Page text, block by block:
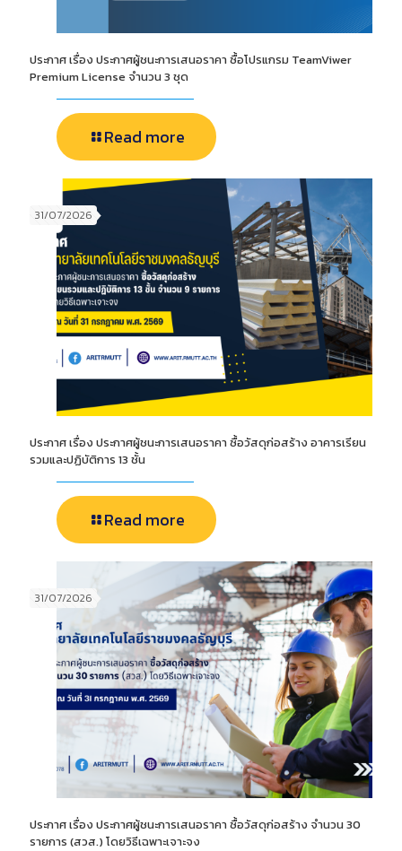
ประกาศ เรื่อง ประกาศผู้ชนะการเสนอราคา ซื้อโปรแกรม TeamViwer
Premium License จำนวน 3 ชุด
Read more
31/07/2026
ประกาศ เรื่อง ประกาศผู้ชนะการเสนอราคา ซื้อวัสดุก่อสร้าง อาคารเรียน
รวมและปฏิบัติการ 13 ชั้น
Read more
31/07/2026
ประกาศ เรื่อง ประกาศผู้ชนะการเสนอราคา ซื้อวัสดุก่อสร้าง จำนวน 30
รายการ (สวส.) โดยวิธีเฉพาะเจาะจง